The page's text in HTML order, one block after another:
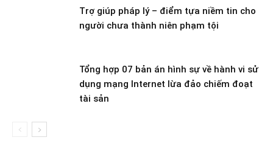
Trợ giúp pháp lý – điểm tựa niềm tin cho
người chưa thành niên phạm tội
Tổng hợp 07 bản án hình sự về hành vi sử
dụng mạng Internet lừa đảo chiếm đoạt
tài sản